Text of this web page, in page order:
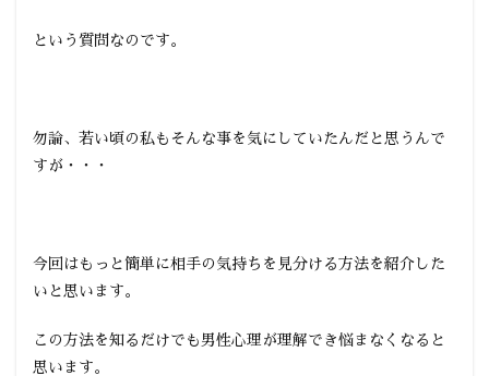
という質問なのです。
勿論、若い頃の私もそんな事を気にしていたんだと思うんで
すが・・・
今回はもっと簡単に相手の気持ちを見分ける方法を紹介した
いと思います。
この方法を知るだけでも男性心理が理解でき悩まなくなると
思います。